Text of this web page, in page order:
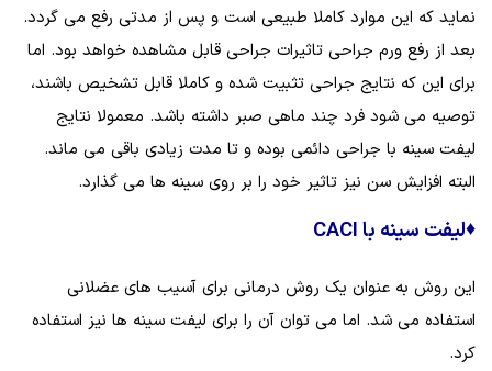
نماید که این موارد کاملا طبیعی است و پس از مدتی رفع می گردد.
بعد از رفع ورم جراحی تاثیرات جراحی قابل مشاهده خواهد بود. اما
برای این که نتایج جراحی تثبیت شده و کاملا قابل تشخیص باشند،
توصیه می شود فرد چند ماهی صبر داشته باشد. معمولا نتایج
لیفت سینه با جراحی دائمی بوده و تا مدت زیادی باقی می ماند.
البته افزایش سن نیز تاثیر خود را بر روی سینه‌ ها می گذارد.
♦لیفت سینه با CACI
این روش به عنوان یک روش درمانی برای آسیب‌ های عضلانی
استفاده می‌ شد. اما می‌ توان آن را برای لیفت سینه‌ ها نیز استفاده
کرد.